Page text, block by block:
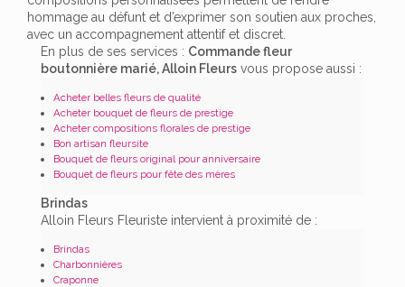
hommage au défunt et d’exprimer son soutien aux proches,
avec un accompagnement attentif et discret.
En plus de ses services : Commande fleur
boutonnière marié, Alloin Fleurs vous propose aussi :
Acheter belles fleurs de qualité
Acheter bouquet de fleurs de prestige
Acheter compositions florales de prestige
Bon artisan fleursite
Bouquet de fleurs original pour anniversaire
Bouquet de fleurs pour fête des mères
Brindas
Alloin Fleurs Fleuriste intervient à proximité de :
Brindas
Charbonnières
Craponne